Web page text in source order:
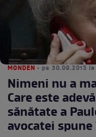
MONDEN • pe 30.09.2015
Nimeni nu a
Care este
sănătate a
avocatei spune